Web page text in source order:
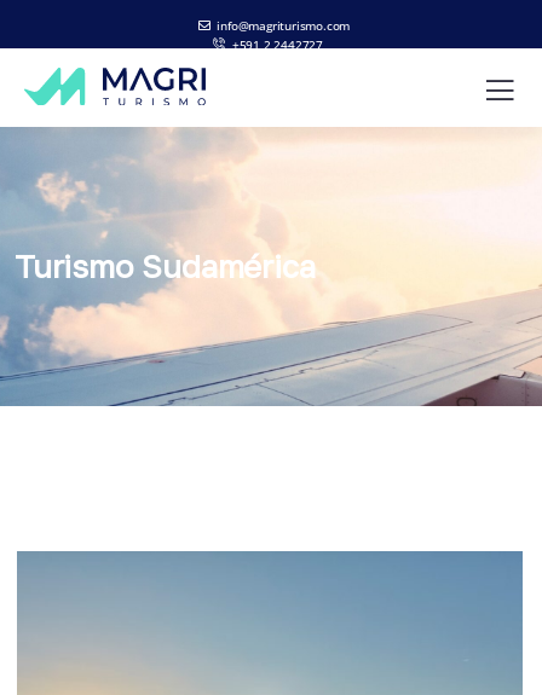
info@magriturismo.com
+591 2 2442727
Turismo Sudamérica